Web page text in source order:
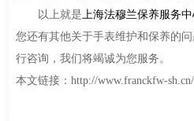
以上就是上海法穆兰保养服务
您还有其他关于手表维护和保养的
行咨询，我们将竭诚为您服务。
本文链接：http://www.franckfw-